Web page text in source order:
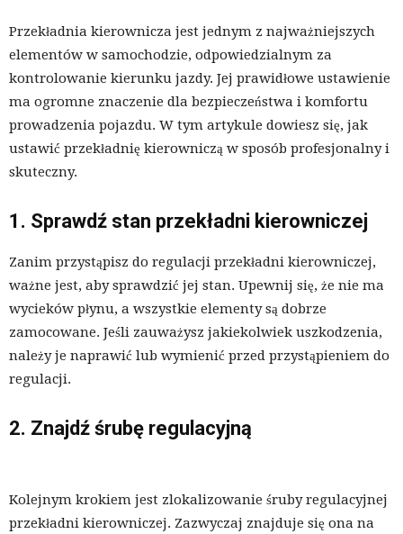
Przekładnia kierownicza jest jednym z najważniejszych
elementów w samochodzie, odpowiedzialnym za
kontrolowanie kierunku jazdy. Jej prawidłowe ustawienie
ma ogromne znaczenie dla bezpieczeństwa i komfortu
prowadzenia pojazdu. W tym artykule dowiesz się, jak
ustawić przekładnię kierowniczą w sposób profesjonalny i
skuteczny.
1. Sprawdź stan przekładni kierowniczej
Zanim przystąpisz do regulacji przekładni kierowniczej,
ważne jest, aby sprawdzić jej stan. Upewnij się, że nie ma
wycieków płynu, a wszystkie elementy są dobrze
zamocowane. Jeśli zauważysz jakiekolwiek uszkodzenia,
należy je naprawić lub wymienić przed przystąpieniem do
regulacji.
2. Znajdź śrubę regulacyjną
Kolejnym krokiem jest zlokalizowanie śruby regulacyjnej
przekładni kierowniczej. Zazwyczaj znajduje się ona na